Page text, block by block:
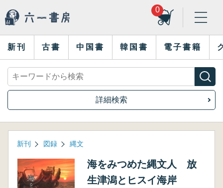
0
新刊 古書 中国書 韓国書 電子書籍
詳細検索
新刊 図録 縄文
海をみつめた縄文人 放
生津潟とヒスイ海岸